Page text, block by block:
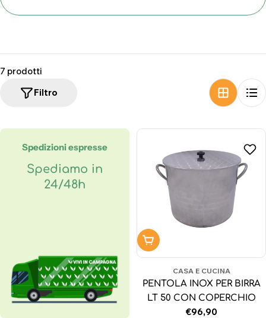
o
e
:
7 prodotti
Filtro
Spedizioni espresse
Spediamo in
24/48h
Aggiungi al carrello
CASA E CUCINA
PENTOLA INOX PER BIRRA
LT 50 CON COPERCHIO
Prezzo
€96,90